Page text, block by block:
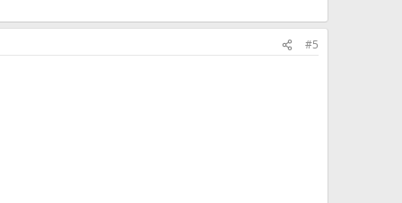
#5